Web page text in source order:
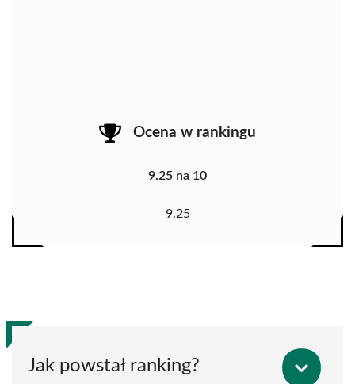
Ocena w rankingu
9.25 na 10
9.25
Jak powstał ranking?